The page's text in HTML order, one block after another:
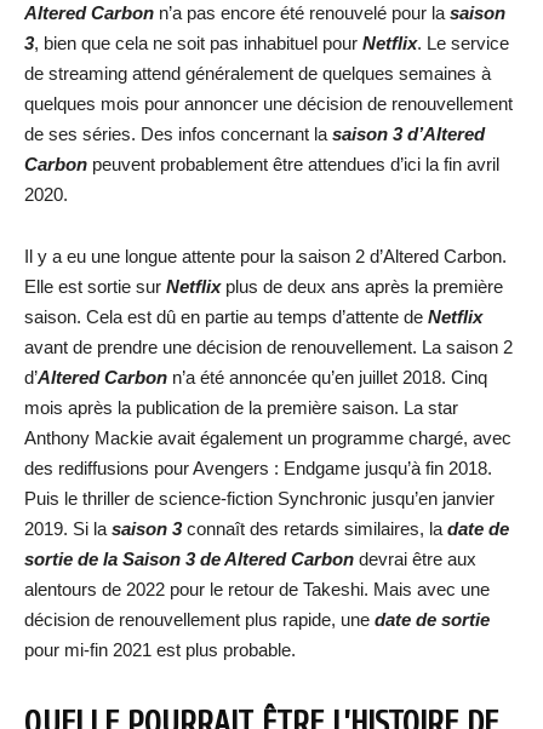
Altered Carbon n’a pas encore été renouvelé pour la saison
3, bien que cela ne soit pas inhabituel pour Netflix. Le service
de streaming attend généralement de quelques semaines à
quelques mois pour annoncer une décision de renouvellement
de ses séries. Des infos concernant la saison 3 d’Altered
Carbon peuvent probablement être attendues d’ici la fin avril
2020.
Il y a eu une longue attente pour la saison 2 d’Altered Carbon.
Elle est sortie sur Netflixplus de deux ans après la première
saison. Cela est dû en partie au temps d’attente de Netflix
avant de prendre une décision de renouvellement. La saison 2
d’Altered Carbon n’a été annoncée qu’en juillet 2018. Cinq
mois après la publication de la première saison. La star
Anthony Mackie avait également un programme chargé, avec
des rediffusions pour Avengers : Endgame jusqu’à fin 2018.
Puis le thriller de science-fiction Synchronic jusqu’en janvier
2019. Si la saison 3connaît des retards similaires, la date de
sortie de la Saison 3 de Altered Carbon devrai être aux
alentours de 2022 pour le retour de Takeshi. Mais avec une
décision de renouvellement plus rapide, une date de sortie
pour mi-fin 2021 est plus probable.